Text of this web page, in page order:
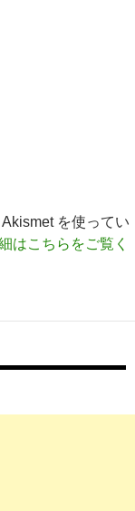
を使ってい
はこちらをご覧く